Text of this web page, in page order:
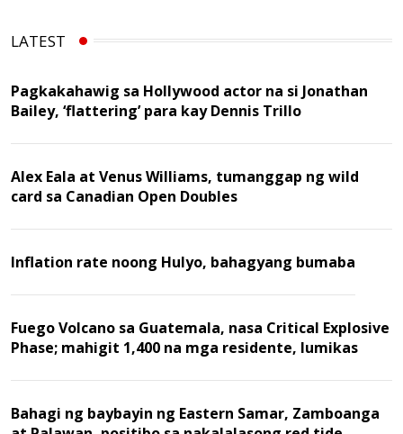
LATEST
Pagkakahawig sa Hollywood actor na si Jonathan
Bailey, ‘flattering’ para kay Dennis Trillo
Alex Eala at Venus Williams, tumanggap ng wild
card sa Canadian Open Doubles
Inflation rate noong Hulyo, bahagyang bumaba
Fuego Volcano sa Guatemala, nasa Critical Explosive
Phase; mahigit 1,400 na mga residente, lumikas
Bahagi ng baybayin ng Eastern Samar, Zamboanga